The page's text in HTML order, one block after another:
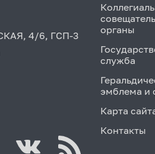
4/6, ГСП-3
органы
служба
эмблема и
Карта
Контакты